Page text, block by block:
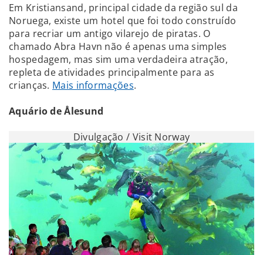
Em Kristiansand, principal cidade da região sul da
Noruega, existe um hotel que foi todo construído
para recriar um antigo vilarejo de piratas. O
chamado Abra Havn não é apenas uma simples
hospedagem, mas sim uma verdadeira atração,
repleta de atividades principalmente para as
crianças. Mais informações.
Aquário de Ålesund
Divulgação / Visit Norway